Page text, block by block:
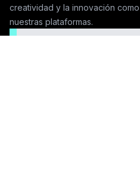
creatividad y la innovación
nuestras plataformas.